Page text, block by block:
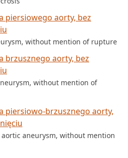
piersiowego aorty, bez
without mention of rupture
brzusznego aorty, bez
without mention of
piersiowo-brzusznego aorty,
aortic aneurysm, without mention